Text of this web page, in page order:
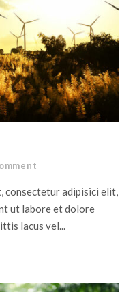
consectetur adipisici elit,
ut labore et dolore
lacus vel...